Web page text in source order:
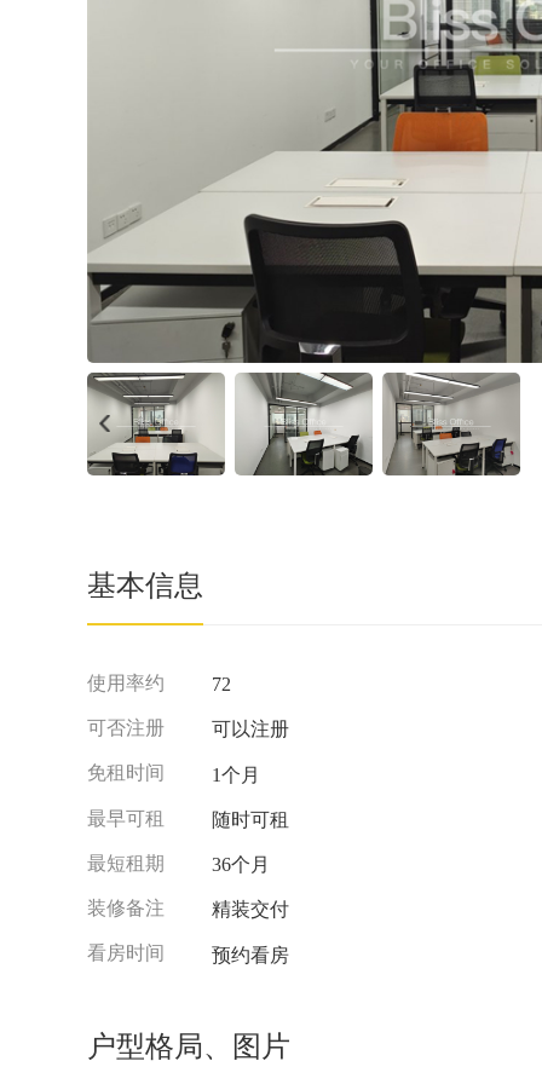
基本信息
使用率约 72
可否注册 可以注册
免租时间 1个月
最早可租 随时可租
最短租期 36个月
装修备注 精装交付
看房时间 预约看房
户型格局、图片